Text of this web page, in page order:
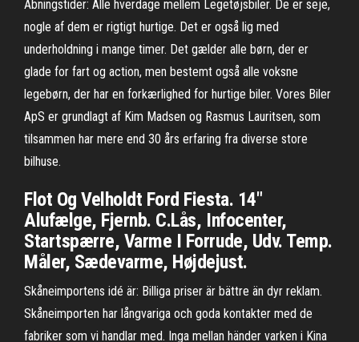
Åbningstider: Alle hverdage mellem Legetøjsbiler. De er seje,
nogle af dem er rigtigt hurtige. Det er også lig med
underholdning i mange timer. Det gælder alle børn, der er
glade for fart og action, men bestemt også alle voksne
legebørn, der har en forkærlighed for hurtige biler. Vores Biler
ApS er grundlagt af Kim Madsen og Rasmus Lauritsen, som
tilsammen har mere end 30 års erfaring fra diverse store
bilhuse.
Flot Og Velholdt Ford Fiesta. 14"
Alufælge, Fjernb. C.Lås, Infocenter,
Startspærre, Varme I Forrude, Udv. Temp.
Måler, Sædevarme, Højdejust.
Skåneimportens idé är: Billiga priser är bättre än dyr reklam.
Skåneimporten har långvariga och goda kontakter med de
fabriker som vi handlar med. Inga mellan händer varken i Kina